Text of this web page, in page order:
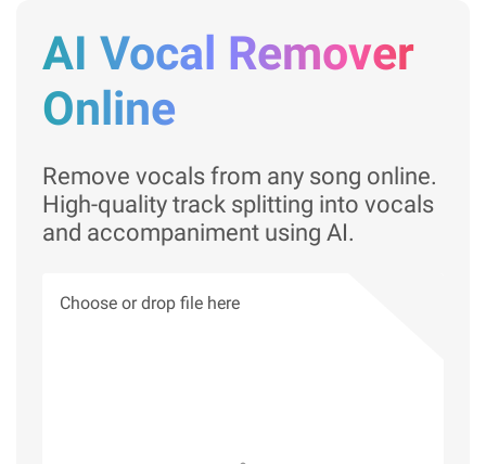
AI Vocal Remover
Online
Remove vocals from any song online.
High-quality track splitting into vocals
and accompaniment using AI.
Choose or drop file here